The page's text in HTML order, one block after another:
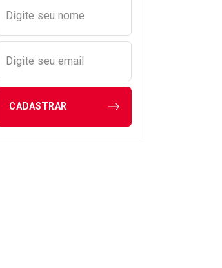
Preencher nome e email
Digite seu nome
Digite seu email
CADASTRAR